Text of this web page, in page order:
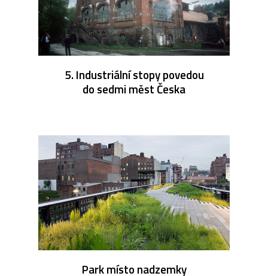
5. Industriální stopy povedou
do sedmi měst Česka
Park místo nadzemky